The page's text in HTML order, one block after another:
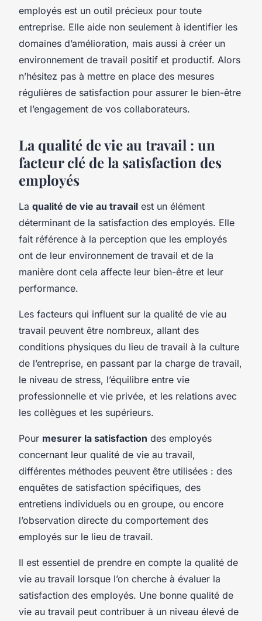
employés est un outil précieux pour toute
entreprise. Elle aide non seulement à identifier les
domaines d’amélioration, mais aussi à créer un
environnement de travail positif et productif. Alors
n’hésitez pas à mettre en place des mesures
régulières de satisfaction pour assurer le bien-être
et l’engagement de vos collaborateurs.
La qualité de vie au travail : un
facteur clé de la satisfaction des
employés
La qualité de vie au travail est un élément
déterminant de la satisfaction des employés. Elle
fait référence à la perception que les employés
ont de leur environnement de travail et de la
manière dont cela affecte leur bien-être et leur
performance.
Les facteurs qui influent sur la qualité de vie au
travail peuvent être nombreux, allant des
conditions physiques du lieu de travail à la culture
de l’entreprise, en passant par la charge de travail,
le niveau de stress, l’équilibre entre vie
professionnelle et vie privée, et les relations avec
les collègues et les supérieurs.
Pour mesurer la satisfaction des employés
concernant leur qualité de vie au travail,
différentes méthodes peuvent être utilisées : des
enquêtes de satisfaction spécifiques, des
entretiens individuels ou en groupe, ou encore
l’observation directe du comportement des
employés sur le lieu de travail.
Il est essentiel de prendre en compte la qualité de
vie au travail lorsque l’on cherche à évaluer la
satisfaction des employés. Une bonne qualité de
vie au travail peut contribuer à un niveau élevé de